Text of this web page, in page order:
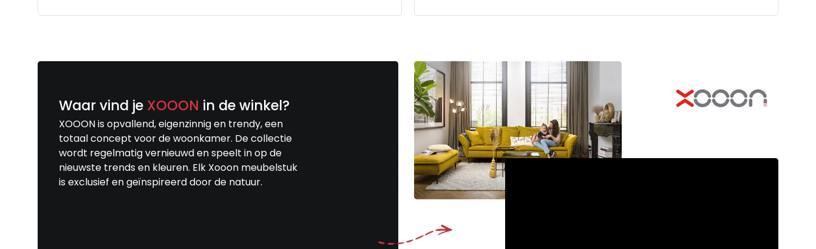
Waar vind je XOOON in de winkel?
XOOON is opvallend, eigenzinnig en trendy, een
totaal concept voor de woonkamer. De collectie
wordt regelmatig vernieuwd en speelt in op de
nieuwste trends en kleuren. Elk Xooon meubelstuk
is exclusief en geïnspireerd door de natuur.